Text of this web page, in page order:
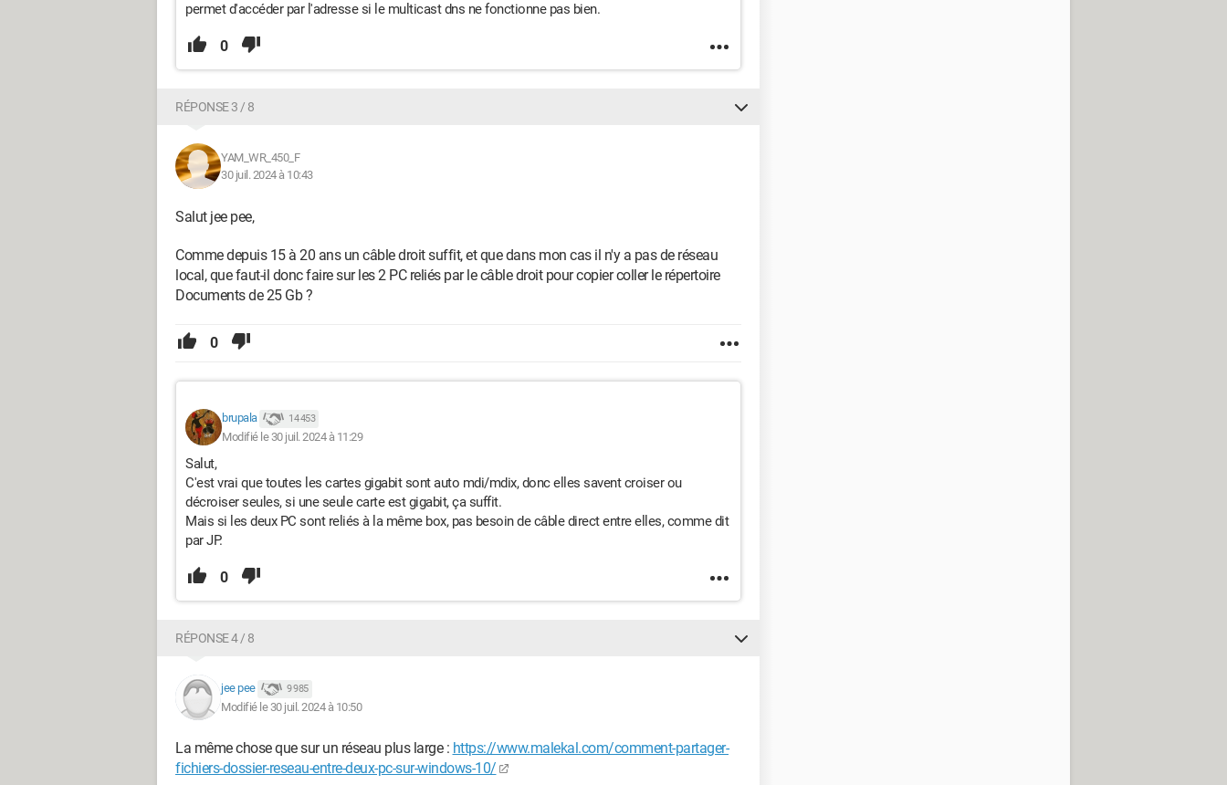
permet d'accéder par l'adresse si le multicast dns ne fonctionne pas bien.
0
RÉPONSE 3 / 8
YAM_WR_450_F
30 juil. 2024 à 10:43
Salut jee pee,
Comme depuis 15 à 20 ans un câble droit suffit, et que dans mon cas il n'y a pas de réseau
local, que faut-il donc faire sur les 2 PC reliés par le câble droit pour copier coller le répertoire
Documents de 25 Gb ?
0
brupala 14 453
Modifié le 30 juil. 2024 à 11:29
Salut,
C'est vrai que toutes les cartes gigabit sont auto mdi/mdix, donc elles savent croiser ou
décroiser seules, si une seule carte est gigabit, ça suffit.
Mais si les deux PC sont reliés à la même box, pas besoin de câble direct entre elles, comme dit
par JP.
0
RÉPONSE 4 / 8
jee pee 9 985
Modifié le 30 juil. 2024 à 10:50
La même chose que sur un réseau plus large : https://www.malekal.com/comment-partager-
fichiers-dossier-reseau-entre-deux-pc-sur-windows-10/